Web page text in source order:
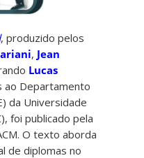
, produzido pelos
, Jean
Lucas
ao Departamento
da Universidade
foi publicado pela
O texto aborda
de diplomas no